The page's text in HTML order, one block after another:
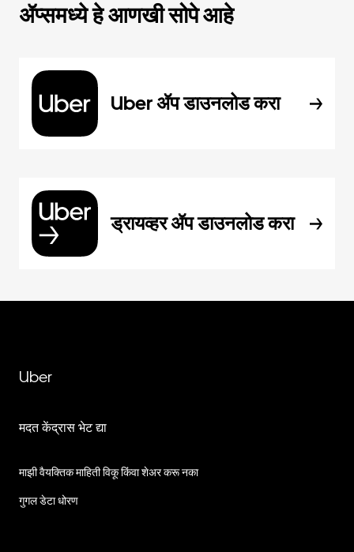
ॲप्समध्ये हे आणखी सोपे आहे
Uber ॲप डाउनलोड करा
ड्रायव्हर ॲप डाउनलोड करा
Uber
मदत केंद्रास भेट द्या
माझी वैयक्तिक माहिती विकू किंवा शेअर करू नका
गुगल डेटा धोरण